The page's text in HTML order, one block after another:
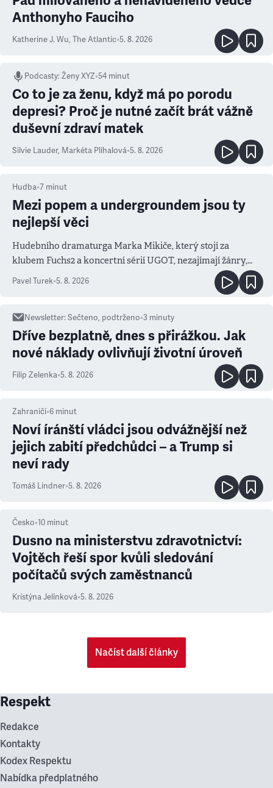
Anthonyho Fauciho
Katherine J. Wu, The Atlantic•5. 8. 2026
Podcasty:Ženy XYZ•54 minut
Co to je za ženu, když má po porodu
depresi? Proč je nutné začít brát vážně
duševní zdraví matek
Silvie Lauder, Markéta Plíhalová•5. 8. 2026
Hudba•7 minut
Mezi popem a undergroundem jsou ty
nejlepší věci
Hudebního dramaturga Marka Mikiče, který stojí za
klubem Fuchs2 a koncertní sérií UGOT, nezajímají žánry,
Pavel Turek•5. 8. 2026
Newsletter:Sečteno, podtrženo•3 minuty
Dříve bezplatně, dnes s přirážkou. Jak
nové náklady ovlivňují životní úroveň
Filip Zelenka•5. 8. 2026
Zahraničí•6 minut
Noví íránští vládci jsou odvážnější než
jejich zabití předchůdci – a Trump si
neví rady
Tomáš Lindner•5. 8. 2026
Česko•10 minut
Dusno na ministerstvu zdravotnictví:
Vojtěch řeší spor kvůli sledování
počítačů svých zaměstnanců
Kristýna Jelínková•5. 8. 2026
Načíst další články
Respekt
Redakce
Kontakty
Kodex Respektu
Nabídka předplatného